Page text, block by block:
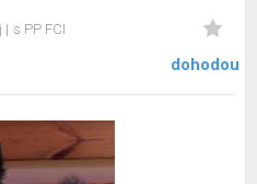
s PP FCI
dohodou